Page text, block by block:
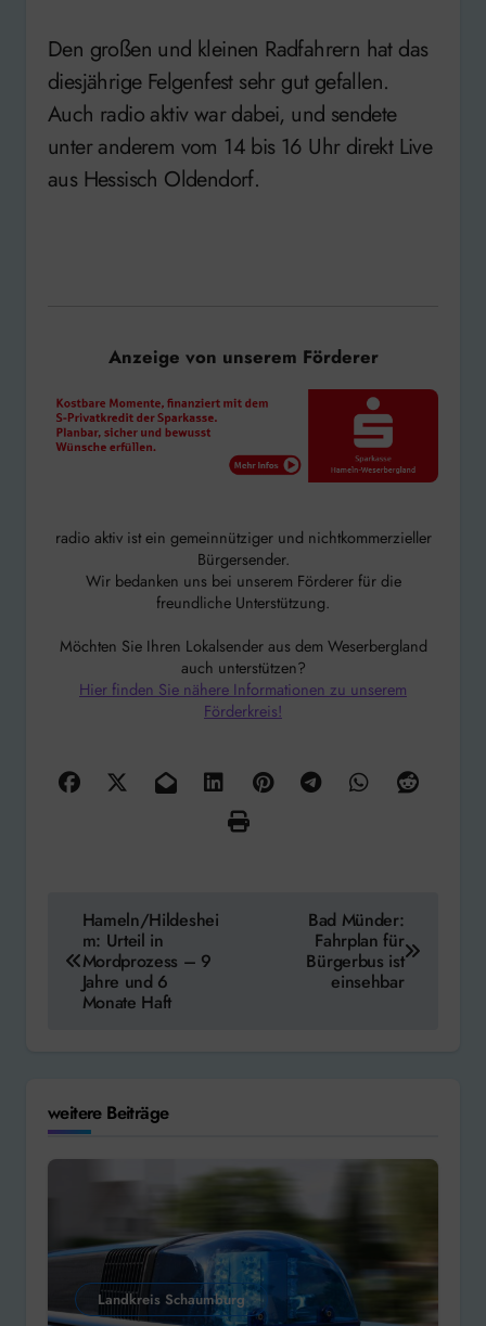
Den großen und kleinen Radfahrern hat das
diesjährige Felgenfest sehr gut gefallen.
Auch radio aktiv war dabei, und sendete
unter anderem vom 14 bis 16 Uhr direkt Live
aus Hessisch Oldendorf.
Anzeige von unserem Förderer
radio aktiv ist ein gemeinnütziger und nichtkommerzieller
Bürgersender.
Wir bedanken uns bei unserem Förderer für die
freundliche Unterstützung.
Möchten Sie Ihren Lokalsender aus dem Weserbergland
auch unterstützen?
Hier finden Sie nähere Informationen zu unserem
Förderkreis!
Hameln/Hildeshei
m: Urteil in
Mordprozess – 9
Jahre und 6
Monate Haft
Bad Münder:
Fahrplan für
Bürgerbus ist
einsehbar
weitere Beiträge
Landkreis Schaumburg